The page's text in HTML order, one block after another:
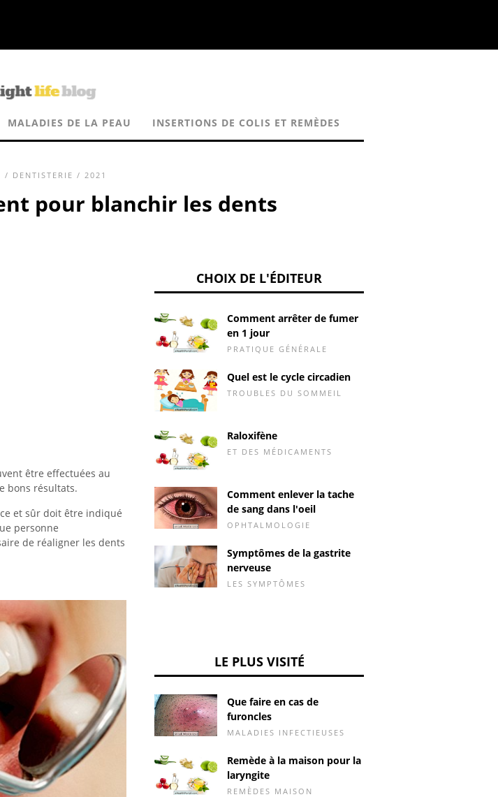
MALADIES DE LA PEAU INSERTIONS DE COLIS ET REMÈDES
/ DENTISTERIE / 2021
pour blanchir les dents
être effectuées au
bons résultats.
et sûr doit être indiqué
personne
de réaligner les dents
CHOIX DE L'ÉDITEUR
Comment arrêter de fumer
en 1 jour
PRATIQUE GÉNÉRALE
Quel est le cycle circadien
TROUBLES DU SOMMEIL
Raloxifène
ET DES MÉDICAMENTS
Comment enlever la tache
de sang dans l'oeil
OPHTALMOLOGIE
Symptômes de la gastrite
nerveuse
LES SYMPTÔMES
LE PLUS VISITÉ
Que faire en cas de
furoncles
MALADIES INFECTIEUSES
Remède à la maison pour la
laryngite
REMÈDES MAISON